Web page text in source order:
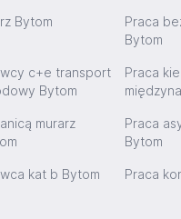
Bytom
Praca
Bytom
c+e transport
Bytom
Praca
murarz
Praca
Bytom
kat b Bytom Praca